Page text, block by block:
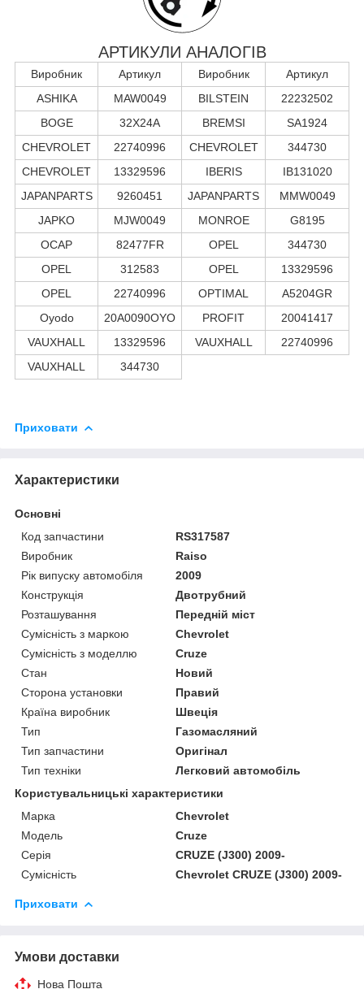
АРТИКУЛИ АНАЛОГІВ
Виробник Артикул Виробник
Артикул
ASHIKA
MAW0049 BILSTEIN
22232502
BOGE
32X24A BREMSI
SA1924
CHEVROLET
22740996 CHEVROLET
344730
CHEVROLET
13329596 IBERIS
IB131020
JAPANPARTS
9260451 JAPANPARTS
MMW0049
JAPKO
MJW0049 MONROE
G8195
OCAP
82477FR OPEL
344730
OPEL
312583 OPEL
13329596
OPEL
22740996 OPTIMAL
A5204GR
Oyodo
20A0090OYO PROFIT
20041417
VAUXHALL
13329596 VAUXHALL
22740996
VAUXHALL
344730
Приховати
Характеристики
Основні
Код запчастини
RS317587
Виробник
Raiso
Рік випуску автомобіля
2009
Конструкція
Двотрубний
Розташування
Передній міст
Сумісність з маркою
Chevrolet
Сумісність з моделлю
Cruze
Стан
Новий
Сторона установки
Правий
Країна виробник
Швеція
Тип
Газомасляний
Тип запчастини
Оригінал
Тип техніки
Легковий автомобіль
Користувальницькі характеристики
Марка
Chevrolet
Мoдель
Cruze
Серія
CRUZE (J300) 2009-
Сумісність
Chevrolet CRUZE (J300) 2009-
Приховати
Умови доставки
Нова Пошта